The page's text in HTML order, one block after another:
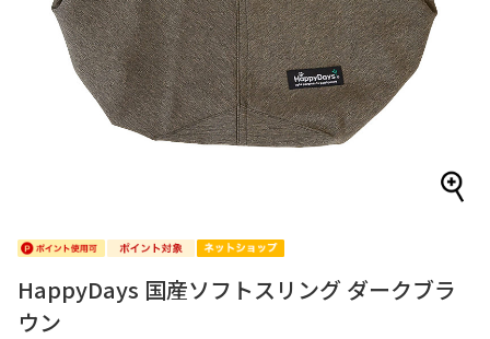
HappyDays 国産ソフトスリング ダークブラ
ウン